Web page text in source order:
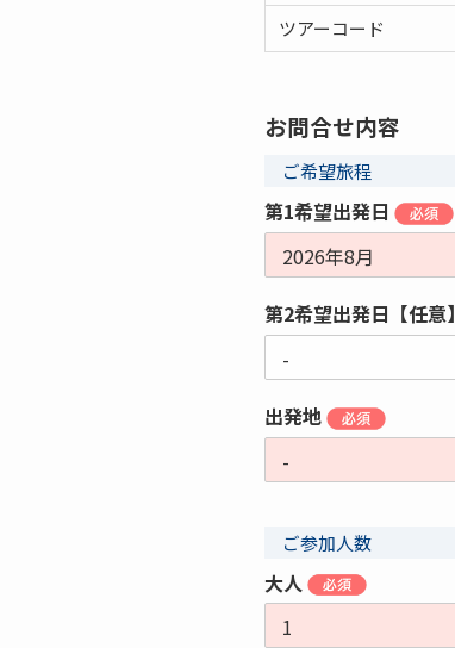
ツアーコード
お問合せ内容
ご希望旅程
第1希望出発日
第2希望出発日【任意】
出発地
ご参加人数
大人